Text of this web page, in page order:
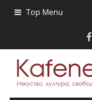
Top Menu